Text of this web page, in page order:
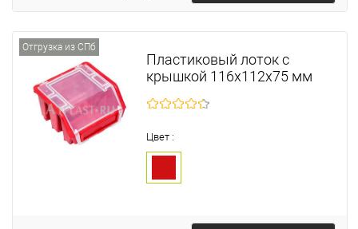
Отгрузка из СПб
Пластиковый лоток с
крышкой 116х112х75 мм
Цвет :